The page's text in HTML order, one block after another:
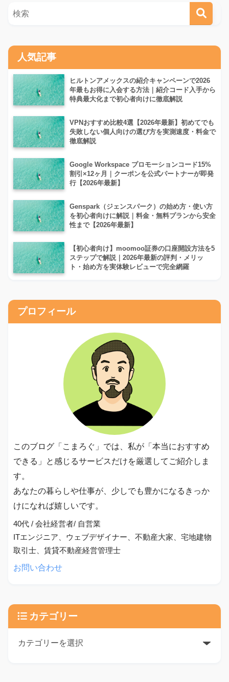
人気記事
ヒルトンアメックスの紹介キャンペーンで2026
年最もお得に入会する方法｜紹介コード入手から
特典最大化まで初心者向けに徹底解説
VPNおすすめ比較4選【2026年最新】初めてでも
失敗しない個人向けの選び方を実測速度・料金で
徹底解説
Google Workspace プロモーションコード15%
割引×12ヶ月｜クーポンを公式パートナーが即発
行【2026年最新】
Genspark（ジェンスパーク）の始め方・使い方
を初心者向けに解説｜料金・無料プランから安全
性まで【2026年最新】
【初心者向け】moomoo証券の口座開設方法を5
ステップで解説｜2026年最新の評判・メリッ
ト・始め方を実体験レビューで完全網羅
プロフィール
このブログ「こまろぐ」では、私が「本当におすすめ
できる」と感じるサービスだけを厳選してご紹介しま
す。
あなたの暮らしや仕事が、少しでも豊かになるきっか
けになれば嬉しいです。
40代 / 会社経営者/ 自営業
ITエンジニア、ウェブデザイナー、不動産大家、宅地建物
取引士、賃貸不動産経営管理士
お問い合わせ
カテゴリー